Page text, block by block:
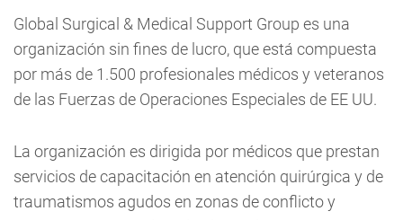
Global Surgical & Medical Support Group es una
organización sin fines de lucro, que está compuesta
por más de 1.500 profesionales médicos y veteranos
de las Fuerzas de Operaciones Especiales de EE UU.
La organización es dirigida por médicos que prestan
servicios de capacitación en atención quirúrgica y de
traumatismos agudos en zonas de conflicto y